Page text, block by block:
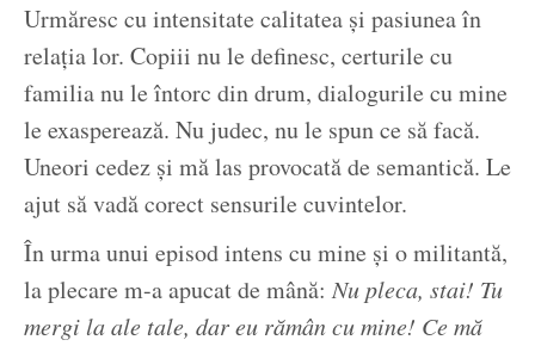
Urmăresc cu intensitate calitatea și pasiunea în
relația lor. Copiii nu le definesc, certurile cu
familia nu le întorc din drum, dialogurile cu mine
le exasperează. Nu judec, nu le spun ce să facă.
Uneori cedez și mă las provocată de semantică. Le
ajut să vadă corect sensurile cuvintelor.
În urma unui episod intens cu mine și o militantă,
la plecare m-a apucat de mână:Nu pleca, stai! Tu
mergi la ale tale, dar eu rămân cu mine! Ce mă